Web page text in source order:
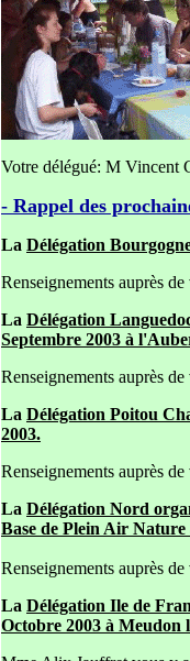
Votre délégué: M Vincent
- Rappel des
La Délégation
Renseignements auprès
La Délégation
Septembre 2003 à
Renseignements auprès
La Délégation Poitou
2003.
Renseignements auprès
La Délégation Nord
Base de Plein Air
Renseignements auprès
La Délégation Ile de
Octobre 2003 à Meudon